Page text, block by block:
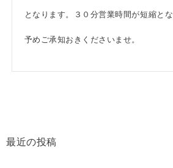
となります。３０分営業時間が短縮と
予めご承知おきくださいませ。
最近の投稿